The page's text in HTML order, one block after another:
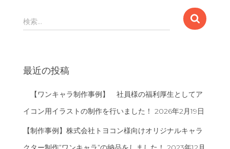
検
索
検索…
最近の投稿
【ワンキャラ制作事例】 社員様の福利厚生としてア
イコン用イラストの制作を行いました！ 2026年2月19日
【制作事例】株式会社トヨコン様向けオリジナルキャラ